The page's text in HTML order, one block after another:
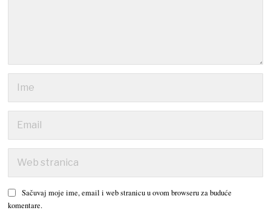
Sačuvaj moje ime, email i web stranicu u ovom browseru za buduće
komentare.